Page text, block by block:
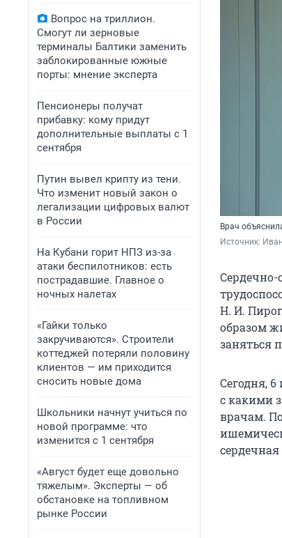
Вопрос на триллион.
Смогут ли зерновые
терминалы Балтики заменить
заблокированные южные
порты: мнение эксперта
Пенсионеры получат
прибавку: кому придут
дополнительные выплаты с 1
сентября
Путин вывел крипту из тени.
Что изменит новый закон о
легализации цифровых валют
в России
На Кубани горит НПЗ из-за
атаки беспилотников: есть
пострадавшие. Главное о
ночных налетах
«Гайки только
закручиваются». Строители
коттеджей потеряли половину
клиентов — им приходится
сносить новые дома
Школьники начнут учиться по
новой программе: что
изменится с 1 сентября
«Август будет еще довольно
тяжелым». Эксперты — об
обстановке на топливном
рынке России
Врач
Источник:
Сердечно-
Н. И.
образом
заняться
Сегодня,
с какими
врачам.
сердечная